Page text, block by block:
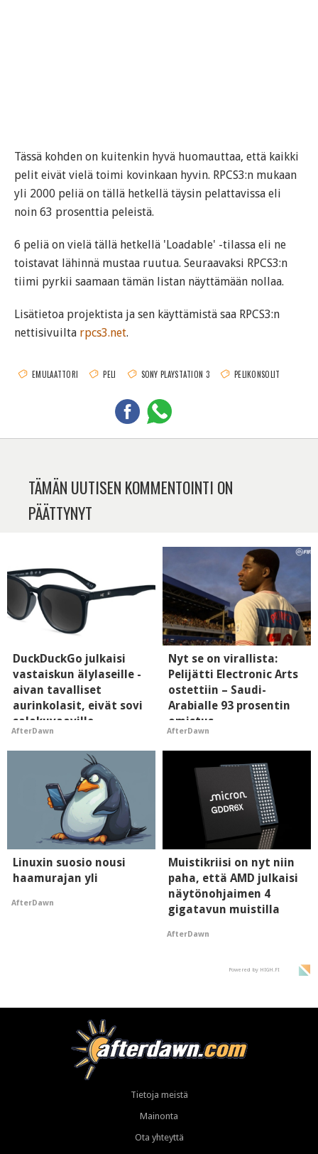
Tässä kohden on kuitenkin hyvä huomauttaa, että kaikki
pelit eivät vielä toimi kovinkaan hyvin. RPCS3:n mukaan
yli 2000 peliä on tällä hetkellä täysin pelattavissa eli
noin 63 prosenttia peleistä.
6 peliä on vielä tällä hetkellä 'Loadable' -tilassa eli ne
toistavat lähinnä mustaa ruutua. Seuraavaksi RPCS3:n
tiimi pyrkii saamaan tämän listan näyttämään nollaa.
Lisätietoa projektista ja sen käyttämistä saa RPCS3:n
nettisivuilta rpcs3.net.
EMULAATTORI PELI SONY PLAYSTATION 3 PELIKONSOLIT
TÄMÄN UUTISEN KOMMENTOINTI ON
PÄÄTTYNYT
DuckDuckGo julkaisi
vastaiskun älylaseille -
aivan tavalliset
aurinkolasit, eivät sovi
salakuvaaville
hyypiöille
AfterDawn
Nyt se on virallista:
Pelijätti Electronic Arts
ostettiin – Saudi-
Arabialle 93 prosentin
omistus
AfterDawn
Linuxin suosio nousi
haamurajan yli
AfterDawn
Muistikriisi on nyt niin
paha, että AMD julkaisi
näytönohjaimen 4
gigatavun muistilla
AfterDawn
Powered by HIGH.FI
Tietoja meistä
Mainonta
Ota yhteyttä